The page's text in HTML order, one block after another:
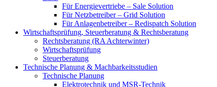
Für Energievertriebe – Sale Solution
Für Netzbetreiber – Grid Solution
Für Anlagenbetreiber – Redispatch Solution
Wirtschaftsprüfung, Steuerberatung & Rechtsberatung
Rechtsberatung (RA Achterwinter)
Wirtschaftsprüfung
Steuerberatung
Technische Planung & Machbarkeitsstudien
Technische Planung
Elektrotechnik und MSR-Technik